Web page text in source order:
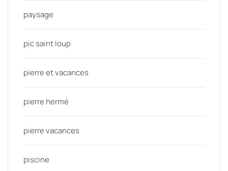
paysage
pic saint loup
pierre et vacances
pierre hermé
pierre vacances
piscine